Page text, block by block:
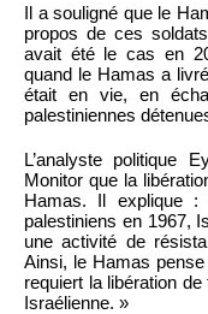
Il a souligné que le
propos de ces
avait été le cas en
quand le Hamas a
était en vie, en
palestiniennes
L’analyste politique
Monitor que la
Hamas. Il explique :
palestiniens en 1967,
une activité de
Ainsi, le Hamas
requiert la libération
Israélienne. »